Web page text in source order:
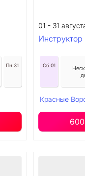
Пн 31
01 - 31
Сб 01
Красные